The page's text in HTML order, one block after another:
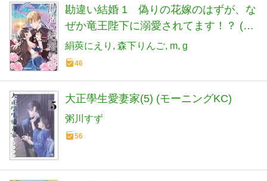
勘違い結婚 1 偽りの花嫁のはずが、な
ぜか竜王陛下に溺愛されてます！？ (ガ
ルドコミックス)
絹莢にえり 森下りんご m g
46
大正學生愛妻家(5) (モーニングKC)
粥川すず
56